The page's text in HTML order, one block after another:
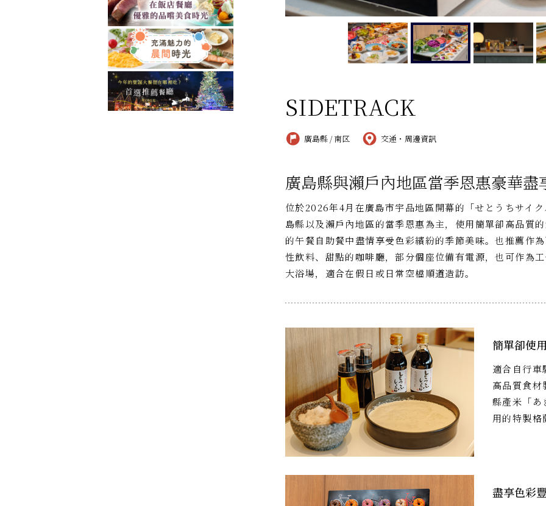
SIDETRACK
廣島縣 / 南区 交通・周邊資訊
廣島縣與瀨戶內地區當季恩惠豪華盡
位於2026年4月在廣島市宇品地區開幕的「せとうちサイ
島縣以及瀨戶內地區的當季恩惠為主，使用簡單卻高品質
的午餐自助餐中盡情享受色彩繽紛的季節美味。也推薦作
性飲料、甜點的咖啡廳，部分個座位備有電源，也可作為
大浴場，適合在假日或日常空檔順道造訪。
簡單卻使
適合自行
高品質食
縣產米「
用的特製
盡享色彩